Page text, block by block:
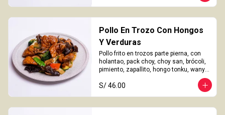
Pollo En Trozo Con Hongos
Y Verduras
Pollo frito en trozos parte pierna, con
holantao, pack choy, choy san, brócoli,
pimiento, zapallito, hongo tonku, wanyi
S/ 46.00